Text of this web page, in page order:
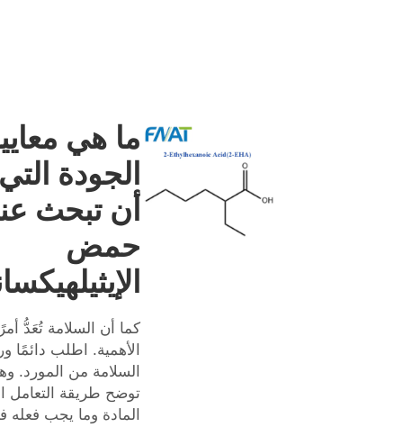
ما هي
الجودة
أن تبحث
حمض
كما أن السلامة تُعَدُّ
الأهمية. اطلب دائمًا
السلامة من المورد.
توضح طريقة التعامل
المادة وما يجب